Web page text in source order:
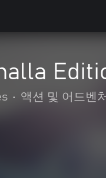
• 액션 및 어드벤처